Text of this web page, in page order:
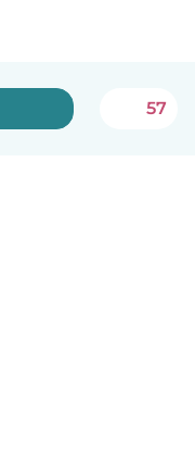
57